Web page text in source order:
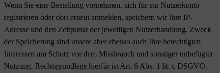
Wenn Sie eine Bestellung vornehmen, sich für ein Nutzerkonto
registrieren oder dort erneut anmelden, speichern wir Ihre IP-
Adresse und den Zeitpunkt der jeweiligen Nutzerhandlung. Zweck
der Speicherung sind unsere aber ebenso auch Ihre berechtigten
Interessen am Schutz vor dem Missbrauch und sonstiger unbefugter
Nutzung. Rechtsgrundlage hierfür ist Art. 6 Abs. 1 lit. c DSGVO.